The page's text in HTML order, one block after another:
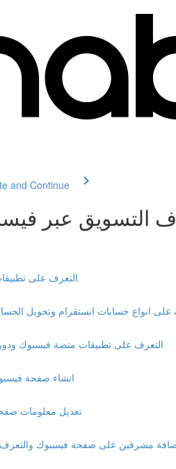
and Continue
التسويق عبر
التعرف على تطبيقات
انواع حسابات انستقرام وتحويل الحسابا
التعرف على تطبيقات منصة فيسبوك ودور
انشاء صفحة فيسبوك
تعديل معلومات
مشرفين على صفحة فيسبوك والتعرف على